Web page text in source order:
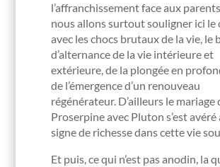
l’affranchissement face aux
nous allons surtout souligner ici le
avec les chocs brutaux de la vie, le
d’alternance de la vie intérieure et
extérieure, de la plongée en
de l’émergence d’un renouveau
régénérateur. D’ailleurs le mariage
Proserpine avec Pluton s’est avéré
signe de richesse dans cette vie
Et puis, ce qui n’est pas anodin, la